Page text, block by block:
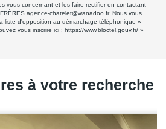
vous concernant et les faire rectifier en contactant
agence-chatelet@wanadoo.fr. Nous vous
liste d'opposition au démarchage téléphonique «
vous inscrire ici : https://www.bloctel.gouv.fr/»
à votre recherche